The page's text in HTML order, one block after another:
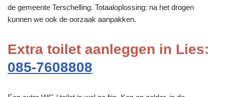
de gemeente Terschelling. Totaaloplossing: na het drogen
kunnen we ook de oorzaak aanpakken.
Extra toilet aanleggen in Lies:
085-7608808